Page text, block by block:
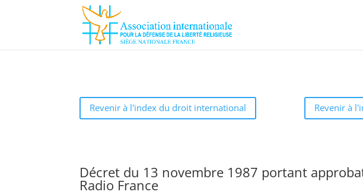
Revenir à l'index du droit international Revenir à
Décret du 13 novembre 1987 portant
Radio France